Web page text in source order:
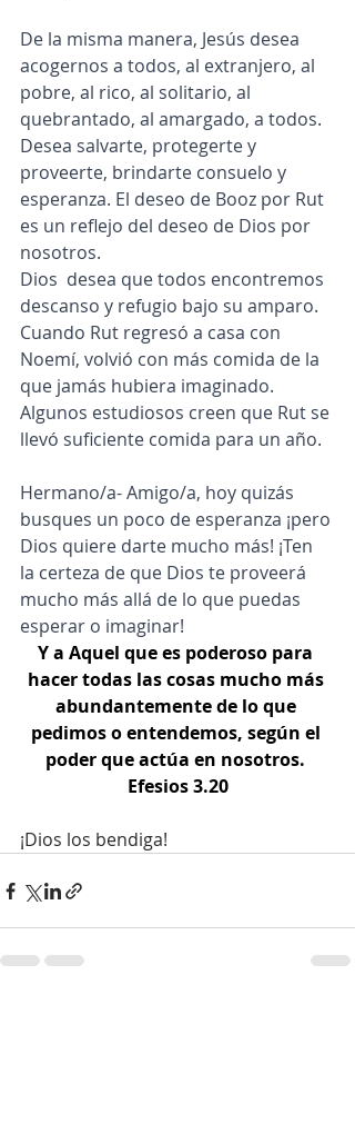
De la misma manera, Jesús desea
acogernos a todos, al extranjero, al
pobre, al rico, al solitario, al
quebrantado, al amargado, a todos.
Desea salvarte, protegerte y
proveerte, brindarte consuelo y
esperanza. El deseo de Booz por Rut
es un reflejo del deseo de Dios por
nosotros.
Dios  desea que todos encontremos
descanso y refugio bajo su amparo.
Cuando Rut regresó a casa con
Noemí, volvió con más comida de la
que jamás hubiera imaginado.
Algunos estudiosos creen que Rut se
llevó suficiente comida para un año.
Hermano/a- Amigo/a, hoy quizás
busques un poco de esperanza ¡pero
Dios quiere darte mucho más! ¡Ten
la certeza de que Dios te proveerá
mucho más allá de lo que puedas
esperar o imaginar!
Y a Aquel que es poderoso para
hacer todas las cosas mucho más
abundantemente de lo que
pedimos o entendemos, según el
poder que actúa en nosotros.
Efesios 3.20
¡Dios los bendiga!